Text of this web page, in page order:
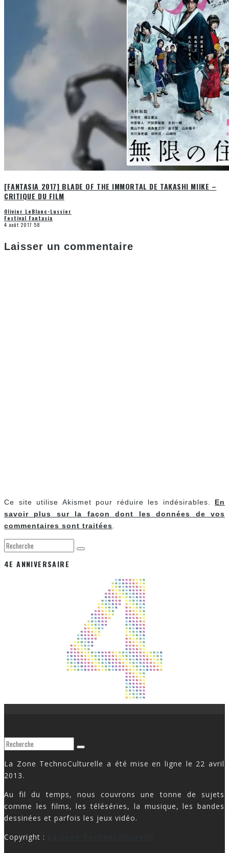
[FANTASIA 2017] BLADE OF THE IMMORTAL DE TAKASHI MIIKE –
CRITIQUE DU FILM
Olivier LeBlanc-Lussier
Festival Fantasia
4 août 2017 58
Laisser un commentaire
Ce site utilise Akismet pour réduire les indésirables. En
savoir plus sur la façon dont les données de vos
commentaires sont traitées
4E ANNIVERSAIRE
La Zone TechnoCulturelle a été mise en ligne le 22 avril
2013.
Au fil du temps, nous couvrons une tonne de sujets
comme les films, les téléséries, la musique, les bandes
dessinées et parfois les jeux vidéo.
Copyright :